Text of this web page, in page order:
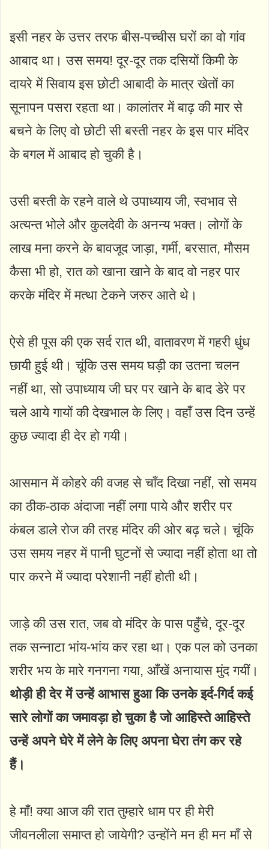
इसी नहर के उत्तर तरफ बीस-पच्चीस घरों का वो गांव
आबाद था। उस समय! दूर-दूर तक दसियों किमी के
दायरे में सिवाय इस छोटी आबादी के मात्र खेतों का
सूनापन पसरा रहता था। कालांतर में बाढ़ की मार से
बचने के लिए वो छोटी सी बस्ती नहर के इस पार मंदिर
के बगल में आबाद हो चुकी है।
उसी बस्ती के रहने वाले थे उपाध्याय जी, स्वभाव से
अत्यन्त भोले और कुलदेवी के अनन्य भक्त। लोगों के
लाख मना करने के बावजूद जाड़ा, गर्मी, बरसात, मौसम
कैसा भी हो, रात को खाना खाने के बाद वो नहर पार
करके मंदिर में मत्था टेकने जरुर आते थे।
ऐसे ही पूस की एक सर्द रात थी, वातावरण में गहरी धुंध
छायी हुई थी। चूंकि उस समय घड़ी का उतना चलन
नहीं था, सो उपाध्याय जी घर पर खाने के बाद डेरे पर
चले आये गायों की देखभाल के लिए। वहाँ उस दिन उन्हें
कुछ ज्यादा ही देर हो गयी।
आसमान में कोहरे की वजह से चाँद दिखा नहीं, सो समय
का ठीक-ठाक अंदाजा नहीं लगा पाये और शरीर पर
कंबल डाले रोज की तरह मंदिर की ओर बढ़ चले। चूंकि
उस समय नहर में पानी घुटनों से ज्यादा नहीं होता था तो
पार करने में ज्यादा परेशानी नहीं होती थी।
जाड़े की उस रात, जब वो मंदिर के पास पहुँचे, दूर-दूर
तक सन्नाटा भांय-भांय कर रहा था। एक पल को उनका
शरीर भय के मारे गनगना गया, आँखें अनायास मुंद गयीं।
थोड़ी ही देर में उन्हें आभास हुआ कि उनके इर्द-गिर्द कई
सारे लोगों का जमावड़ा हो चुका है जो आहिस्ते आहिस्ते
उन्हें अपने घेरे में लेने के लिए अपना घेरा तंग कर रहे
हैं।
हे माँ! क्या आज की रात तुम्हारे धाम पर ही मेरी
जीवनलीला समाप्त हो जायेगी? उन्होंने मन ही मन माँ से